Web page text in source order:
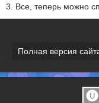
3. Все, теперь можно
Полная версия